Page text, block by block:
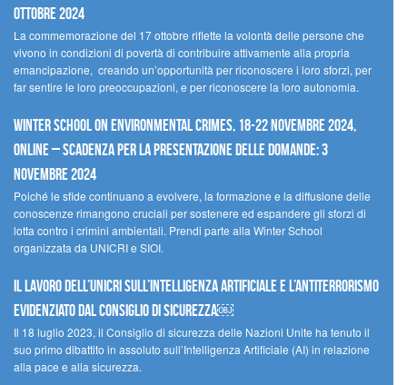
ottobre 2024
La commemorazione del 17 ottobre riflette la volontà delle persone che
vivono in condizioni di povertà di contribuire attivamente alla propria
emancipazione, creando un’opportunità per riconoscere i loro sforzi, per
far sentire le loro preoccupazioni, e per riconoscere la loro autonomia.
Winter School on Environmental Crimes, 18-22 novembre 2024,
Online – Scadenza per la presentazione delle domande: 3
novembre 2024
Poiché le sfide continuano a evolvere, la formazione e la diffusione delle
conoscenze rimangono cruciali per sostenere ed espandere gli sforzi di
lotta contro i crimini ambientali. Prendi parte alla Winter School
organizzata da UNICRI e SIOI.
Il lavoro dell’UNICRI sull’intelligenza artificiale e l’antiterrorismo
evidenziato dal Consiglio di Sicurezza￼
Il 18 luglio 2023, il Consiglio di sicurezza delle Nazioni Unite ha tenuto il
suo primo dibattito in assoluto sull’Intelligenza Artificiale (AI) in relazione
alla pace e alla sicurezza.